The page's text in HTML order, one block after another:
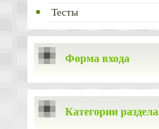
Тесты
Форма входа
Категории раздела